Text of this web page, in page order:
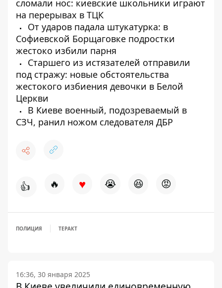
сломали нос: киевские школьники играют
на перерывах в ТЦК
От ударов падала штукатурка: в
Софиевской Борщаговке подростки
жестоко избили парня
Старшего из истязателей отправили
под стражу: новые обстоятельства
жестокого избиения девочки в Белой
Церкви
В Киеве военный, подозреваемый в
СЗЧ, ранил ножом следователя ДБР
👍 🔥 ♥ 😭 😆 😡
ПОЛИЦИЯ ТЕРАКТ
16:36, 30 января 2025